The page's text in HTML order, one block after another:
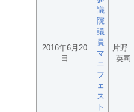
2016年6月20
日
議
院
議
員
マ
ニ
フ
ェ
ス
ト
片野
英司